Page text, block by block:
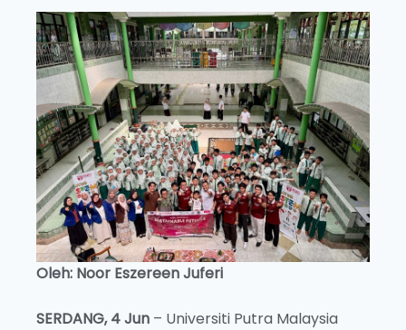
Oleh: Noor Eszereen Juferi
SERDANG, 4 Jun – Universiti Putra Malaysia